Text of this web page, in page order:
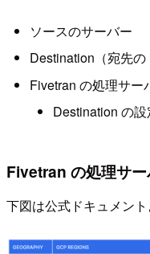
ソースのサーバー
Destination（宛先の
Fivetran の処理サー
Destination の
Fivetran の処理サ
下図は公式ドキュメント